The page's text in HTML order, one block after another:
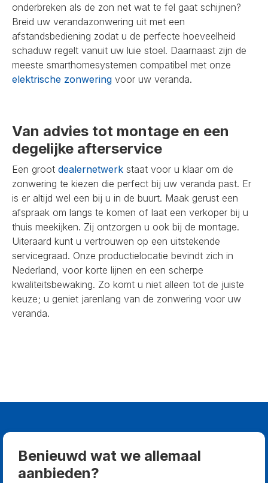
onderbreken als de zon net wat te fel gaat schijnen?
Breid uw verandazonwering uit met een
afstandsbediening zodat u de perfecte hoeveelheid
schaduw regelt vanuit uw luie stoel. Daarnaast zijn de
meeste smarthomesystemen compatibel met onze
elektrische zonwering voor uw veranda.
Van advies tot montage en een
degelijke afterservice
Een groot dealernetwerk staat voor u klaar om de
zonwering te kiezen die perfect bij uw veranda past. Er
is er altijd wel een bij u in de buurt. Maak gerust een
afspraak om langs te komen of laat een verkoper bij u
thuis meekijken. Zij ontzorgen u ook bij de montage.
Uiteraard kunt u vertrouwen op een uitstekende
servicegraad. Onze productielocatie bevindt zich in
Nederland, voor korte lijnen en een scherpe
kwaliteitsbewaking. Zo komt u niet alleen tot de juiste
keuze; u geniet jarenlang van de zonwering voor uw
veranda.
Benieuwd wat we allemaal
aanbieden?